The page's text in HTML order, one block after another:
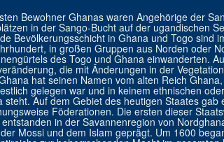
Bewohner Ghanas waren Angehörige der
in der Sango-Bucht auf der ugandischen
Bevölkerungsschicht in Ghana und Togo sind
in großen Gruppen aus Norden oder
des Togo und Ghana einwanderten.
die mit Änderungen in der
hat seinen Namen vom alten Reich
gelegen war und in keinem ethnischen
steht. Auf dem Gebiet des heutigen Staates
Föderationen. Die ersten dieser
in der Savannenregion von
Mossi und dem Islam geprägt. Um 1600